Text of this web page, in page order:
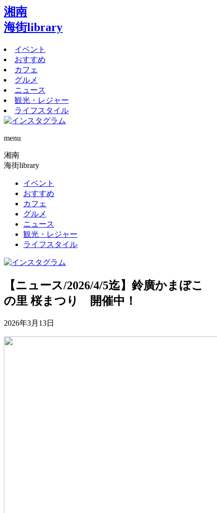
湘南
海街library
イベント
おすすめ
カフェ
グルメ
ニュース
観光・レジャー
ライフスタイル
menu
湘南
海街library
イベント
おすすめ
カフェ
グルメ
ニュース
観光・レジャー
ライフスタイル
【ニュース/2026/4/5迄】鈴廣かまぼこ
の里 桜まつり 開催中！
2026年3月13日